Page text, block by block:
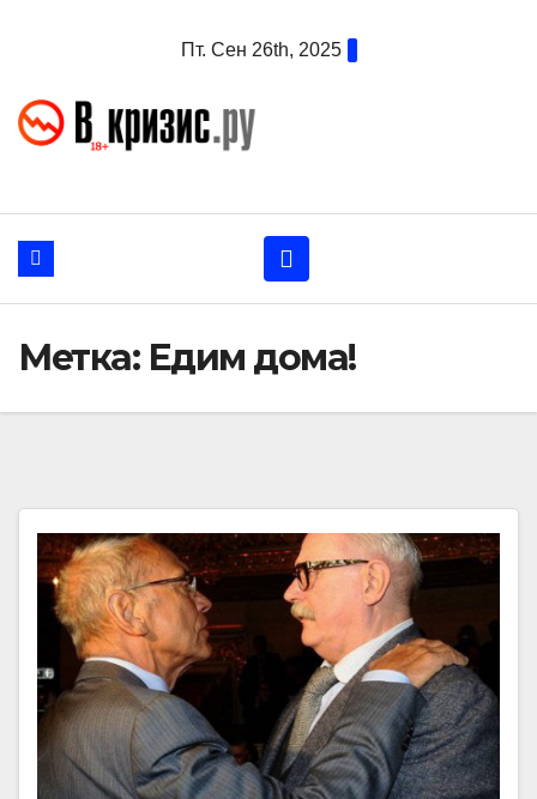
Пт. Сен 26th, 2025
Метка: Едим дома!